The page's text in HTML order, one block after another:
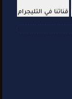
قناتنا في التليجرام